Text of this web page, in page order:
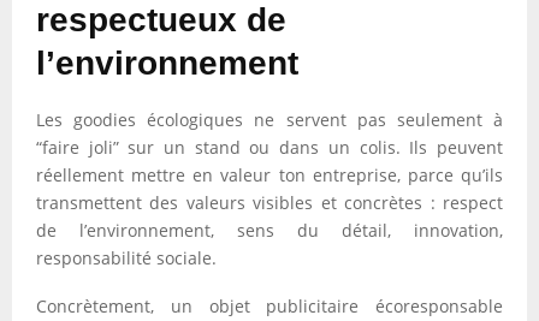
respectueux de
l’environnement
Les goodies écologiques ne servent pas seulement à
“faire joli” sur un stand ou dans un colis. Ils peuvent
réellement mettre en valeur ton entreprise, parce qu’ils
transmettent des valeurs visibles et concrètes : respect
de l’environnement, sens du détail, innovation,
responsabilité sociale.
Concrètement, un objet publicitaire écoresponsable